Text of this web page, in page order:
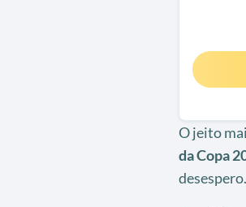
O jeito
da Copa
desespero.